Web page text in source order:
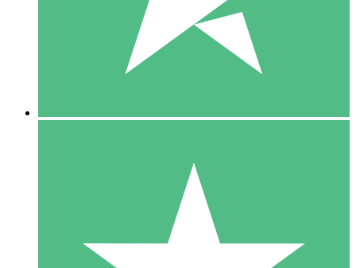
10 00
10 Descargas
20 00